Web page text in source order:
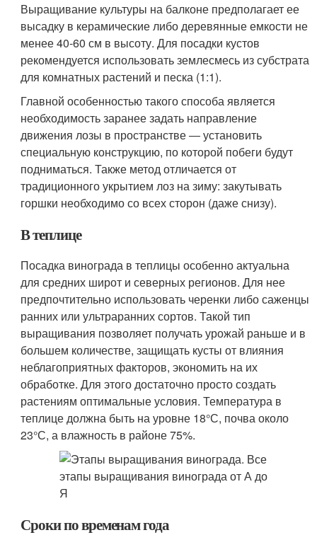
Выращивание культуры на балконе предполагает ее
высадку в керамические либо деревянные емкости не
менее 40-60 см в высоту. Для посадки кустов
рекомендуется использовать землесмесь из субстрата
для комнатных растений и песка (1:1).
Главной особенностью такого способа является
необходимость заранее задать направление
движения лозы в пространстве ― установить
специальную конструкцию, по которой побеги будут
подниматься. Также метод отличается от
традиционного укрытием лоз на зиму: закутывать
горшки необходимо со всех сторон (даже снизу).
В теплице
Посадка винограда в теплицы особенно актуальна
для средних широт и северных регионов. Для нее
предпочтительно использовать черенки либо саженцы
ранних или ультраранних сортов. Такой тип
выращивания позволяет получать урожай раньше и в
большем количестве, защищать кусты от влияния
неблагоприятных факторов, экономить на их
обработке. Для этого достаточно просто создать
растениям оптимальные условия. Температура в
теплице должна быть на уровне 18°С, почва около
23°С, а влажность в районе 75%.
Сроки по временам года